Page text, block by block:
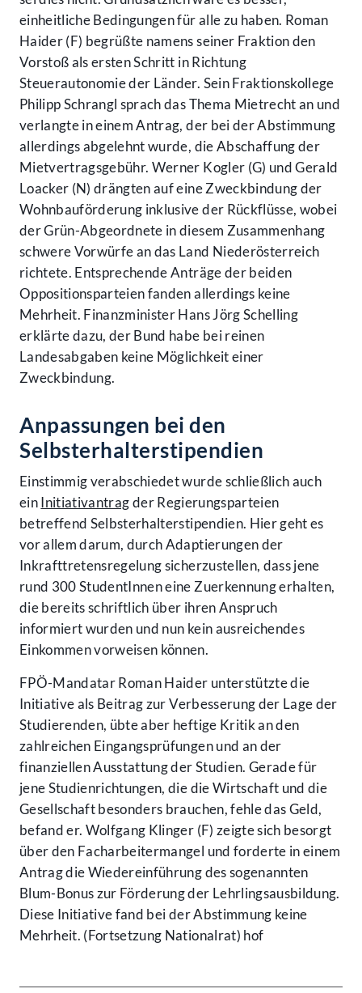
einheitliche Bedingungen für alle zu haben. Roman
Haider (F) begrüßte namens seiner Fraktion den
Vorstoß als ersten Schritt in Richtung
Steuerautonomie der Länder. Sein Fraktionskollege
Philipp Schrangl sprach das Thema Mietrecht an und
verlangte in einem Antrag, der bei der Abstimmung
allerdings abgelehnt wurde, die Abschaffung der
Mietvertragsgebühr. Werner Kogler (G) und Gerald
Loacker (N) drängten auf eine Zweckbindung der
Wohnbauförderung inklusive der Rückflüsse, wobei
der Grün-Abgeordnete in diesem Zusammenhang
schwere Vorwürfe an das Land Niederösterreich
richtete. Entsprechende Anträge der beiden
Oppositionsparteien fanden allerdings keine
Mehrheit. Finanzminister Hans Jörg Schelling
erklärte dazu, der Bund habe bei reinen
Landesabgaben keine Möglichkeit einer
Zweckbindung.
Anpassungen bei den
Selbsterhalterstipendien
Einstimmig verabschiedet wurde schließlich auch
einInitiativantragder Regierungsparteien
betreffend Selbsterhalterstipendien. Hier geht es
vor allem darum, durch Adaptierungen der
Inkrafttretensregelung sicherzustellen, dass jene
rund 300 StudentInnen eine Zuerkennung erhalten,
die bereits schriftlich über ihren Anspruch
informiert wurden und nun kein ausreichendes
Einkommen vorweisen können.
FPÖ-Mandatar Roman Haider unterstützte die
Initiative als Beitrag zur Verbesserung der Lage der
Studierenden, übte aber heftige Kritik an den
zahlreichen Eingangsprüfungen und an der
finanziellen Ausstattung der Studien. Gerade für
jene Studienrichtungen, die die Wirtschaft und die
Gesellschaft besonders brauchen, fehle das Geld,
befand er. Wolfgang Klinger (F) zeigte sich besorgt
über den Facharbeitermangel und forderte in einem
Antrag die Wiedereinführung des sogenannten
Blum-Bonus zur Förderung der Lehrlingsausbildung.
Diese Initiative fand bei der Abstimmung keine
Mehrheit. (Fortsetzung Nationalrat) hof